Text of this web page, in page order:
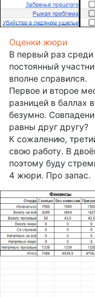
Оценки жюри
В первый раз
постоянный
вполне справился.
Первое и второе
разницей в баллах
безумно.
равны друг другу?
К сожалению,
свою работу. В
поэтому буду
4 жюри. Про запас.